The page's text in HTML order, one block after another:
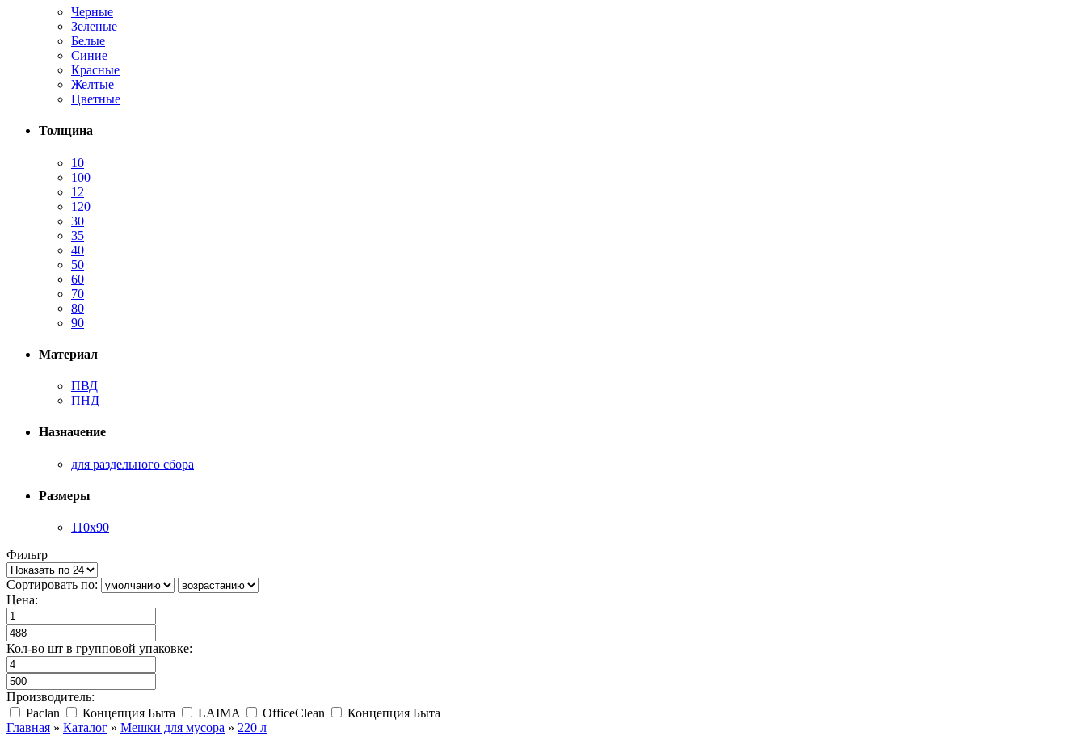
Черные
Зеленые
Белые
Синие
Красные
Желтые
Цветные
Толщина
10
100
12
120
30
35
40
50
60
70
80
90
Материал
ПВД
ПНД
Назначение
для раздельного сбора
Размеры
110х90
Фильтр
Сортировать по:
Цена:
Кол-во шт в групповой упаковке:
Производитель:
Paclan
Концепция Быта LAIMA OfficeClean
Концепция Быта
Главная » Каталог » Мешки для мусора » 220 л